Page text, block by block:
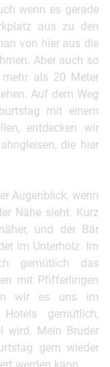
wenn es gerade
aus zu den
von hier aus die
Aber auch so
mehr als 20 Meter
Auf dem Weg
mit einem
entdecken wir
die hier
Augenblick, wenn
Nähe sieht. Kurz
und der Bär
im Unterholz. Im
gemütlich das
mit Pfifferlingen
wir es uns im
gemütlich,
wird. Mein Bruder
gern wieder